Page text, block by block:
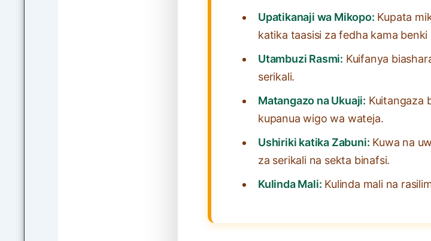
Upatikanaji wa Mikopo: Kupata
katika taasisi za fedha kama benki
Utambuzi Rasmi: Kuifanya
serikali.
Matangazo na Ukuaji: Kuitangaza
kupanua wigo wa wateja.
Ushiriki katika Zabuni: Kuwa na
za serikali na sekta binafsi.
Kulinda Mali: Kulinda mali na